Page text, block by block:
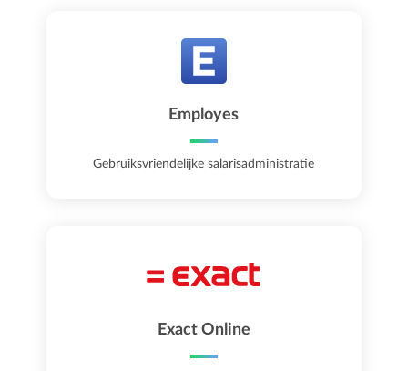
Employes
Gebruiksvriendelijke salarisadministratie
Exact Online